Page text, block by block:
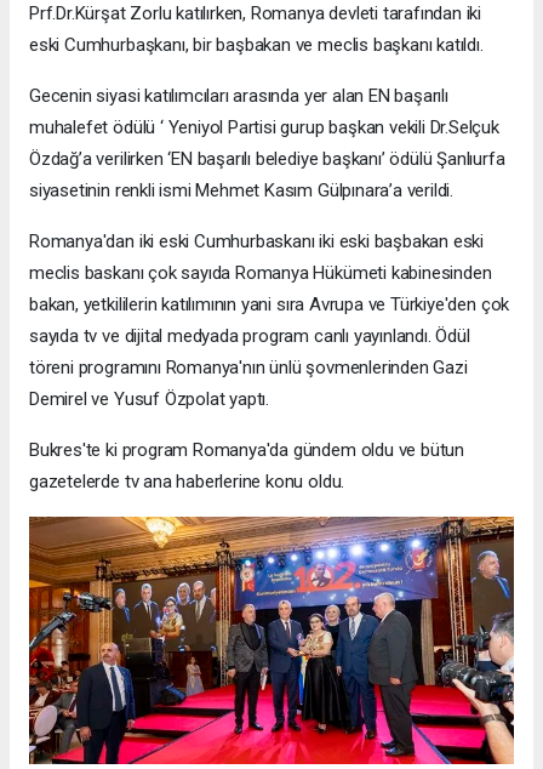
Prf.Dr.Kürşat Zorlu katılırken, Romanya devleti tarafından iki
eski Cumhurbaşkanı, bir başbakan ve meclis başkanı katıldı.
Gecenin siyasi katılımcıları arasında yer alan EN başarılı
muhalefet ödülü ‘ Yeniyol Partisi gurup başkan vekili Dr.Selçuk
Özdağ’a verilirken ‘EN başarılı belediye başkanı’ ödülü Şanlıurfa
siyasetinin renkli ismi Mehmet Kasım Gülpınara’a verildi.
Romanya'dan iki eski Cumhurbaskanı iki eski başbakan eski
meclis baskanı çok sayıda Romanya Hükümeti kabinesinden
bakan, yetkililerin katılımının yani sıra Avrupa ve Türkiye'den çok
sayıda tv ve dijital medyada program canlı yayınlandı. Ödül
töreni programını Romanya'nın ünlü şovmenlerinden Gazi
Demirel ve Yusuf Özpolat yaptı.
Bukres'te ki program Romanya'da gündem oldu ve bütun
gazetelerde tv ana haberlerine konu oldu.